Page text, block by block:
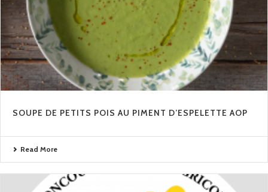
SOUPE DE PETITS POIS AU PIMENT D’ESPELETTE AOP
Read More